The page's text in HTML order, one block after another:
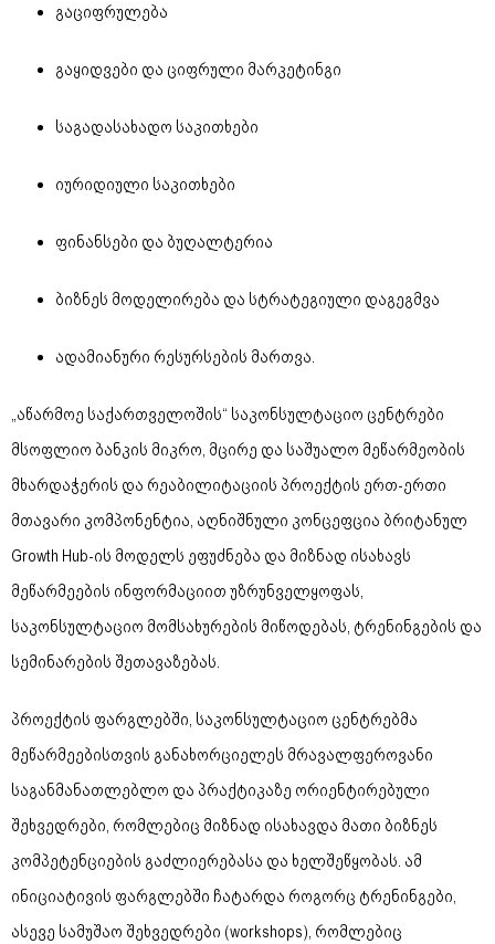
გაციფრულება
გაყიდვები და ციფრული მარკეტინგი
საგადასახადო საკითხები
იურიდიული საკითხები
ფინანსები და ბუღალტერია
ბიზნეს მოდელირება და სტრატეგიული დაგეგმვა
ადამიანური რესურსების მართვა.
„აწარმოე საქართველოშის“ საკონსულტაციო ცენტრები
მსოფლიო ბანკის მიკრო, მცირე და საშუალო მეწარმეობის
მხარდაჭერის და რეაბილიტაციის პროექტის ერთ-ერთი
მთავარი კომპონენტია, აღნიშნული კონცეფცია ბრიტანულ
Growth Hub-ის მოდელს ეფუძნება და მიზნად ისახავს
მეწარმეების ინფორმაციით უზრუნველყოფას,
საკონსულტაციო მომსახურების მიწოდებას, ტრენინგების და
სემინარების შეთავაზებას.
პროექტის ფარგლებში, საკონსულტაციო ცენტრებმა
მეწარმეებისთვის განახორციელეს მრავალფეროვანი
საგანმანათლებლო და პრაქტიკაზე ორიენტირებული
შეხვედრები, რომლებიც მიზნად ისახავდა მათი ბიზნეს
კომპეტენციების გაძლიერებასა და ხელშეწყობას. ამ
ინიციატივის ფარგლებში ჩატარდა როგორც ტრენინგები,
ასევე სამუშაო შეხვედრები (workshops), რომლებიც